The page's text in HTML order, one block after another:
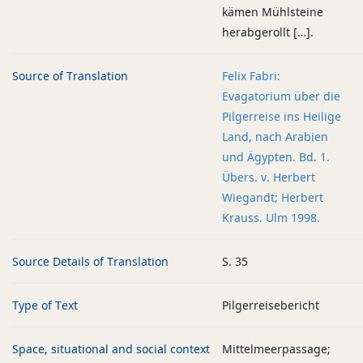
kämen Mühlsteine
herabgerollt […].
Source of Translation
Felix Fabri:
Evagatorium über die
Pilgerreise ins Heilige
Land, nach Arabien
und Ägypten. Bd. 1.
Übers. v. Herbert
Wiegandt; Herbert
Krauss. Ulm 1998.
Source Details of Translation S. 35
Type of Text Pilgerreisebericht
Space, situational and social context
Mittelmeerpassage;